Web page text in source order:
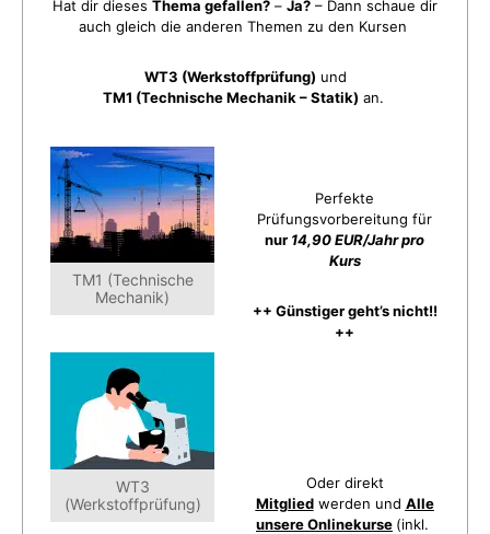
Hat dir dieses Thema gefallen? – Ja? – Dann schaue dir
auch gleich die anderen Themen zu den Kursen
WT3 (Werkstoffprüfung) und
TM1 (Technische Mechanik – Statik) an.
TM1 (Technische
Mechanik)
WT3
(Werkstoffprüfung)
Perfekte
Prüfungsvorbereitung für
nur 14,90 EUR/Jahr pro
Kurs
++ Günstiger geht’s nicht!!
++
Oder direkt
Mitgliedwerden und Alle
unsere Onlinekurse (inkl.